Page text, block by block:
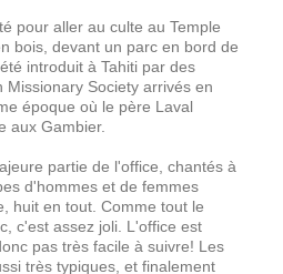
pour aller au culte au Temple
bois, devant un parc en bord de
introduit à Tahiti par des
Missionary Society arrivés en
époque où le père Laval
aux Gambier.
partie de l'office, chantés à
d'hommes et de femmes
huit en tout. Comme tout le
c'est assez joli. L'office est
pas très facile à suivre! Les
très typiques, et finalement